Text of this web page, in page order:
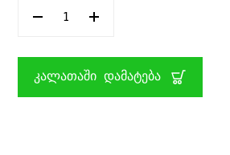
ᲠᲐᲝᲓᲔᲜᲝᲑᲐ:
ᲠᲔᲐᲚᲘᲡᲢᲣᲠᲘ
ᲡᲐᲛᲝᲡᲘᲗ
ᲡᲐᲢᲐᲠᲔᲑᲔᲚᲘ
ᲙᲐᲚᲐᲗᲐᲨᲘ ᲓᲐᲛᲐᲢᲔᲑᲐ